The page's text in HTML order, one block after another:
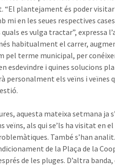
plantejament és poder visitar
mi en les seues respectives
es vulga tractar”, expressa
habitualment el carrer,
pel terme municipal, per
esdevindre i quines solucions
personalment els veïns i veïnes
aquesta mateixa setmana ja
veïns, als qui se’ls ha visitat en
També s’han
de la Plaça de la
de les pluges. D’altra